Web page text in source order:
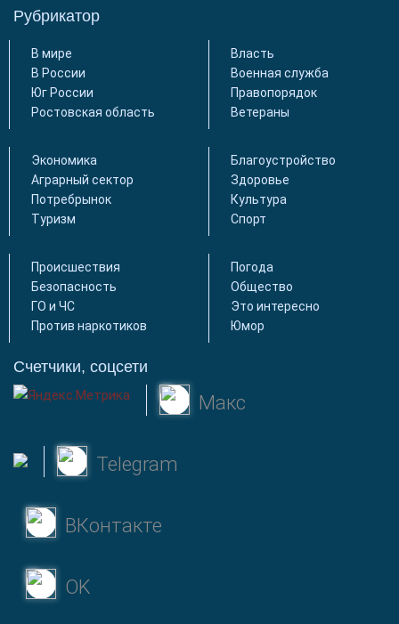
Рубрикатор
В мире
В России
Юг России
Ростовская область
Власть
Военная служба
Правопорядок
Ветераны
Экономика
Аграрный сектор
Потребрынок
Туризм
Благоустройство
Здоровье
Культура
Спорт
Происшествия
Безопасность
ГО и ЧС
Против наркотиков
Погода
Общество
Это интересно
Юмор
Счетчики, соцсети
Макс
Telegram
ВКонтакте
OK